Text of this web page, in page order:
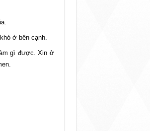
ở bên cạnh.
gì được. Xin ở